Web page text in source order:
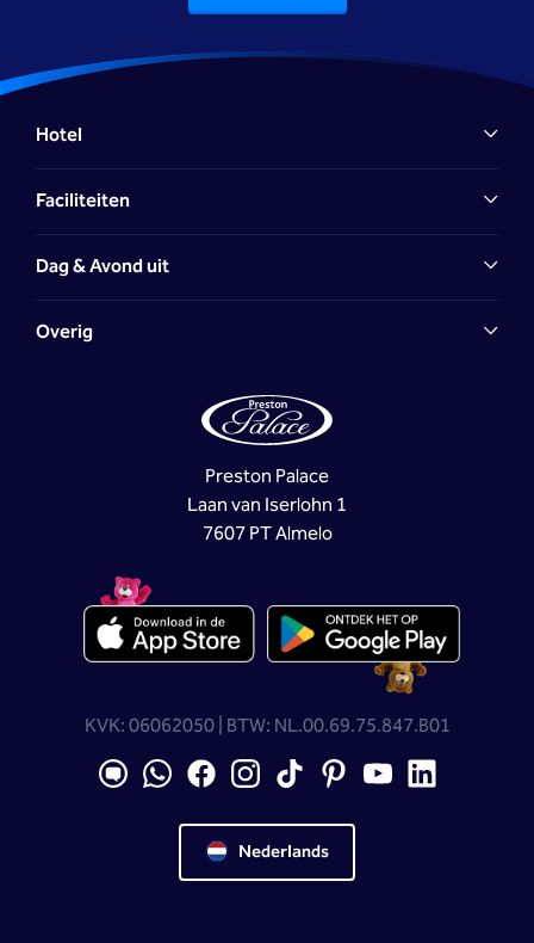
Hotel
Faciliteiten
Dag & Avond uit
Overig
Preston Palace
Laan van Iserlohn 1
7607 PT Almelo
KVK: 06062050 | BTW: NL.00.69.75.847.B01
Nederlands